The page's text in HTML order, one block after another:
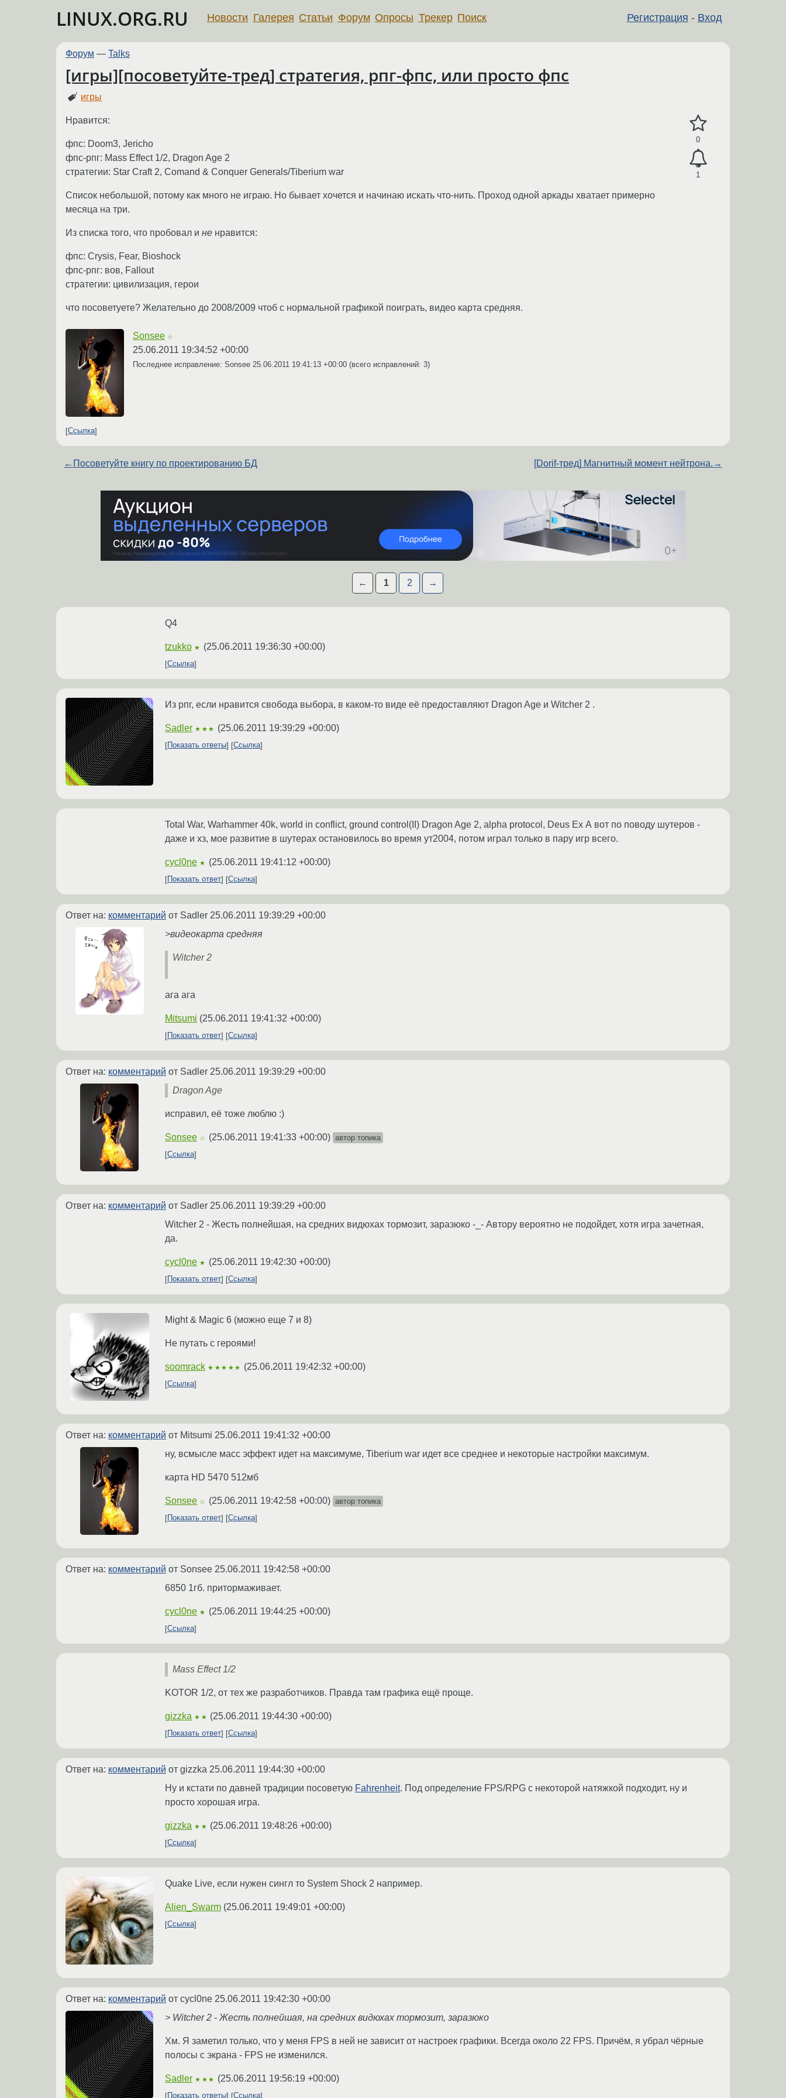
LINUX.ORG.RU Регистрация - Вход
Новости Галерея Статьи Форум Опросы Трекер Поиск
Форум — Talks
[игры][посоветуйте-тред] стратегия, рпг-фпс, или просто фпс
игры
0
1
Нравится:
фпс: Doom3, Jericho
фпс-рпг: Mass Effect 1/2, Dragon Age 2
стратегии: Star Craft 2, Comand & Conquer Generals/Tiberium war
Список небольшой, потому как много не играю. Но бывает хочется и начинаю искать что-нить. Проход одной аркады хватает примерно
месяца на три.
Из списка того, что пробовал и не нравится:
фпс: Crysis, Fear, Bioshock
фпс-рпг: вов, Fallout
стратегии: цивилизация, герои
что посоветуете? Желательно до 2008/2009 чтоб с нормальной графикой поиграть, видео карта средняя.
Sonsee ☆
25.06.2011 19:34:52 +00:00
Последнее исправление: Sonsee 25.06.2011 19:41:13 +00:00 (всего исправлений: 3)
Ссылка
← Посоветуйте книгу по проектированию БД [Dorif-тред] Магнитный момент нейтрона. →
← 1 2 →
Q4
tzukko ★ (25.06.2011 19:36:30 +00:00)
Ссылка
Из рпг, если нравится свобода выбора, в каком-то виде её предоставляют Dragon Age и Witcher 2 .
Sadler ★★★ (25.06.2011 19:39:29 +00:00)
Показать ответы Ссылка
Total War, Warhammer 40k, world in conflict, ground control(II) Dragon Age 2, alpha protocol, Deus Ex А вот по поводу шутеров -
даже и хз, мое развитие в шутерах остановилось во время ут2004, потом играл только в пару игр всего.
cycl0ne ★ (25.06.2011 19:41:12 +00:00)
Показать ответ Ссылка
Ответ на: комментарий от Sadler 25.06.2011 19:39:29 +00:00
>видеокарта средняя
Witcher 2
ага ага
Mitsumi (25.06.2011 19:41:32 +00:00)
Показать ответ Ссылка
Ответ на: комментарий от Sadler 25.06.2011 19:39:29 +00:00
Dragon Age
исправил, её тоже люблю :)
Sonsee ☆ (25.06.2011 19:41:33 +00:00) автор топика
Ссылка
Ответ на: комментарий от Sadler 25.06.2011 19:39:29 +00:00
Witcher 2 - Жесть полнейшая, на средних видюхах тормозит, заразюко -_- Автору вероятно не подойдет, хотя игра зачетная,
да.
cycl0ne ★ (25.06.2011 19:42:30 +00:00)
Показать ответ Ссылка
Might & Magic 6 (можно еще 7 и 8)
Не путать с героями!
soomrack ★★★★★ (25.06.2011 19:42:32 +00:00)
Ссылка
Ответ на: комментарий от Mitsumi 25.06.2011 19:41:32 +00:00
ну, всмысле масс эффект идет на максимуме, Tiberium war идет все среднее и некоторые настройки максимум.
карта HD 5470 512мб
Sonsee ☆ (25.06.2011 19:42:58 +00:00) автор топика
Показать ответ
Ссылка
Ответ на: комментарий от Sonsee 25.06.2011 19:42:58 +00:00
6850 1гб. притормаживает.
cycl0ne ★ (25.06.2011 19:44:25 +00:00)
Ссылка
Mass Effect 1/2
KOTOR 1/2, от тех же разработчиков. Правда там графика ещё проще.
gizzka ★★ (25.06.2011 19:44:30 +00:00)
Показать ответ Ссылка
Ответ на: комментарий от gizzka 25.06.2011 19:44:30 +00:00
Ну и кстати по давней традиции посоветую Fahrenheit. Под определение FPS/RPG с некоторой натяжкой подходит, ну и
просто хорошая игра.
gizzka ★★ (25.06.2011 19:48:26 +00:00)
Ссылка
Quake Live, если нужен сингл то System Shock 2 например.
Alien_Swarm (25.06.2011 19:49:01 +00:00)
Ссылка
Ответ на: комментарий от cycl0ne 25.06.2011 19:42:30 +00:00
> Witcher 2 - Жесть полнейшая, на средних видюхах тормозит, заразюко
Хм. Я заметил только, что у меня FPS в ней не зависит от настроек графики. Всегда около 22 FPS. Причём, я убрал чёрные
полосы с экрана - FPS не изменился.
Sadler ★★★ (25.06.2011 19:56:19 +00:00)
Показать ответы Ссылка